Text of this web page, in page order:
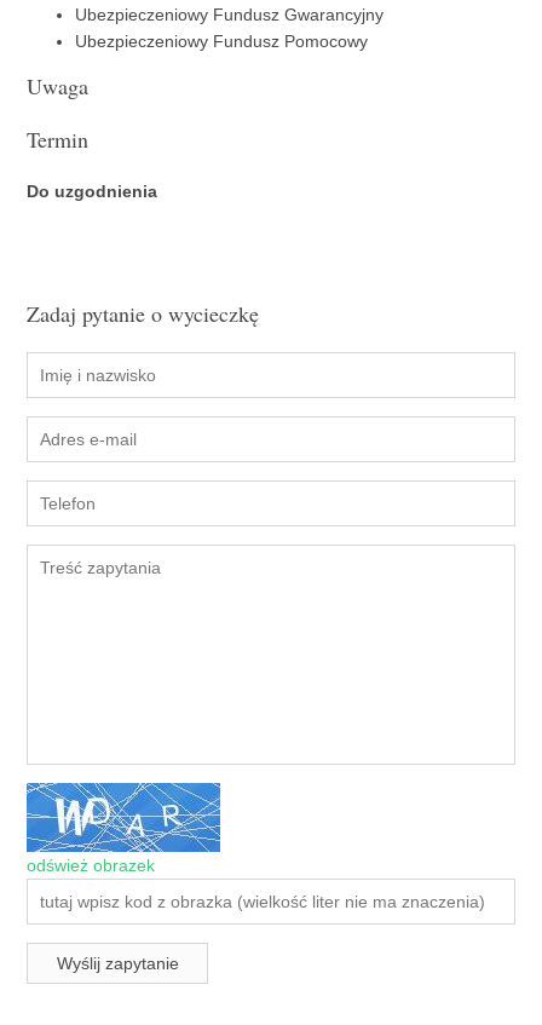
Ubezpieczeniowy Fundusz Gwarancyjny
Ubezpieczeniowy Fundusz Pomocowy
Uwaga
Termin
Do uzgodnienia
Zadaj pytanie o wycieczkę
odśwież obrazek